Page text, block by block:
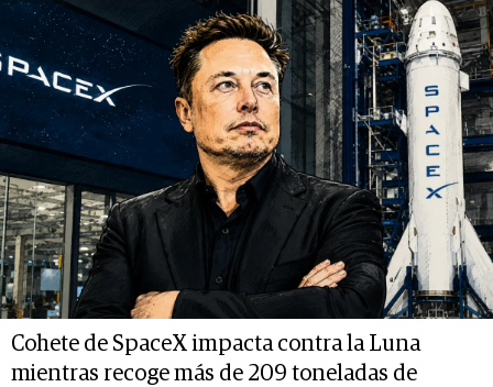
Cohete de SpaceX impacta contra la Luna
mientras recoge más de 209 toneladas de